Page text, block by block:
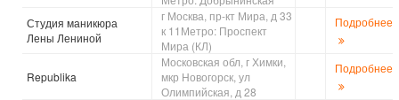
Студия маникюра
Лены Лениной
г Москва, пр-кт Мира, д 33
к 11Метро: Проспект
Мира (КЛ)
Подробнее
Republika
Московская обл, г Химки,
мкр Новогорск, ул
Олимпийская, д 28
Подробнее